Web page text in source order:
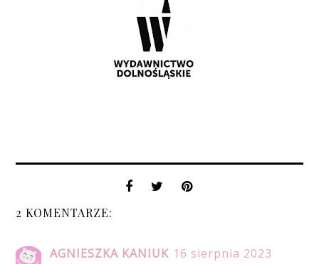
2 KOMENTARZE:
AGNIESZKA KANIUK 16 sierpnia 2023